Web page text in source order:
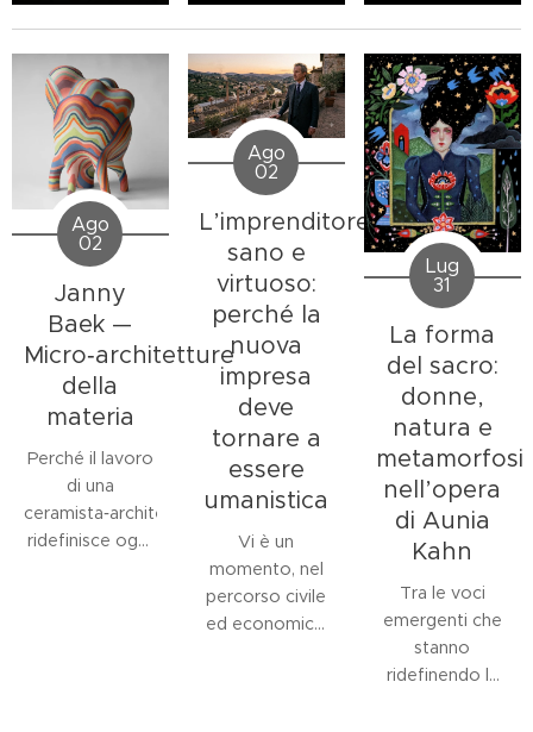
Ago
02
Janny
Baek —
Micro‑architetture
della
materia
Perché il lavoro
di una
ceramista‑architetta
ridefinisce oggi
Ago
02
L’imprenditore
sano e
virtuoso:
perché la
nuova
impresa
deve
tornare a
essere
umanistica
Vi è un
momento, nel
percorso civile
ed economico
Lug
31
La forma
del sacro:
donne,
natura e
metamorfosi
nell’opera
di Aunia
Kahn
Tra le voci
emergenti che
stanno
ridefinendo la